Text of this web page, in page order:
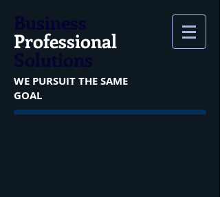
Professional
WE PURSUIT THE SAME
GOAL